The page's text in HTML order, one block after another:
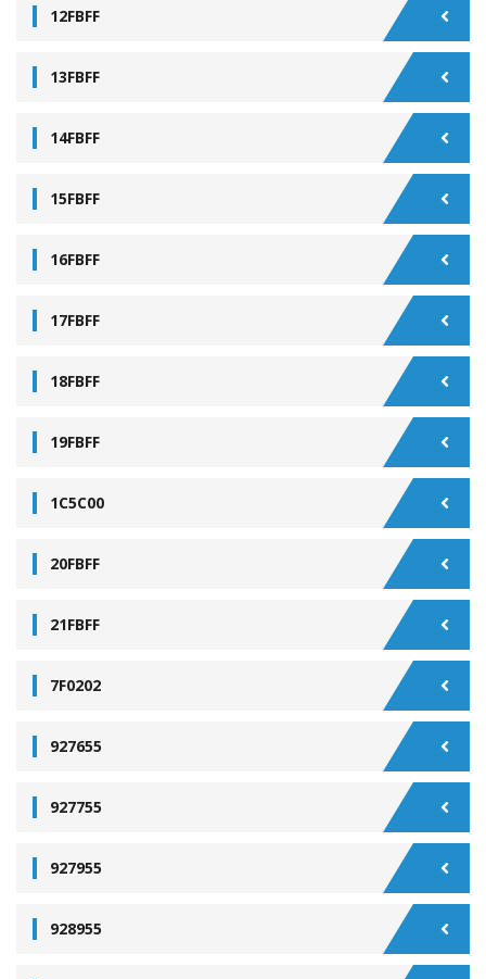
12FBFF
13FBFF
14FBFF
15FBFF
16FBFF
17FBFF
18FBFF
19FBFF
1C5C00
20FBFF
21FBFF
7F0202
927655
927755
927955
928955